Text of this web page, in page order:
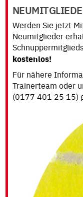
MITGLIEDSCHAFT
PLATZORDNUNG
TERMINE
PLATZGEBÜHREN
LANDESLIGA
Werden Sie jetzt
Neumitglieder
kostenlos!
Für nähere
Trainerteam oder
(0177 401 25 15)